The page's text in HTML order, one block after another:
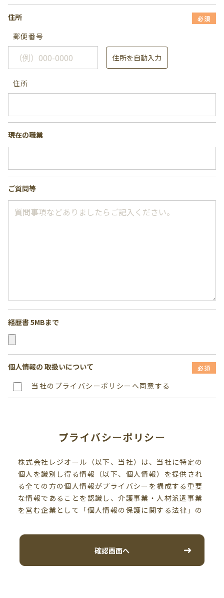
住所 必須
郵便番号
住所を自動入力
住所
現在の職業
ご質問等
経歴書 5MBまで
個人情報の 取扱いについて 必須
当社のプライバシーポリシーへ同意する
プライバシーポリシー
株式会社レジオール（以下、当社）は、当社に特定の
個人を識別し得る情報（以下、個人情報）を提供され
る全ての方の個人情報がプライバシーを構成する重要
な情報であることを認識し、介護事業・人材派遣事業
を営む企業として「個人情報の保護に関する法律」の
報の保護に取り組んでおります。
個人情報は当社の事業活動に必要な範囲に限定して、
確認画面へ